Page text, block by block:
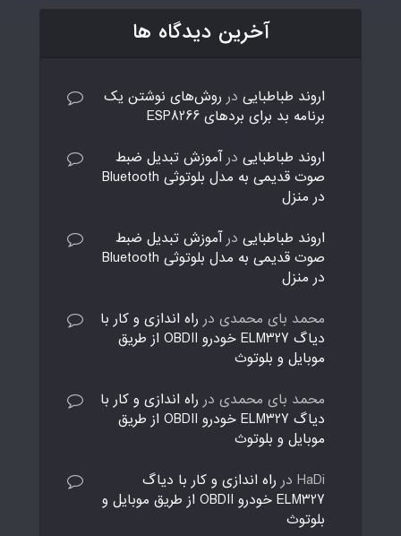
آخرین دیدگاه ها
اروند طباطبایی در روش‌های نوشتن یک
برنامه بد برای بردهای ESP8266
اروند طباطبایی درآموزش تبدیل ضبط
صوت قدیمی به مدل بلوتوثی Bluetooth
در منزل
اروند طباطبایی درآموزش تبدیل ضبط
صوت قدیمی به مدل بلوتوثی Bluetooth
در منزل
محمد بای محمدی در راه اندازی و کار با
دیاگ ELM327 خودرو OBDII از طریق
موبایل و بلوتوث
محمد بای محمدی در راه اندازی و کار با
دیاگ ELM327 خودرو OBDII از طریق
موبایل و بلوتوث
HaDi در راه اندازی و کار با دیاگ
ELM327 خودرو OBDII از طریق موبایل و
بلوتوث